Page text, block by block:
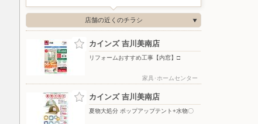
店舗の近くのチラシ
カインズ 吉川美南店
リフォームおすすめ工事【内窓】□
家具･ホームセンター
カインズ 吉川美南店
夏物大処分 ポップアップテント+水物〇